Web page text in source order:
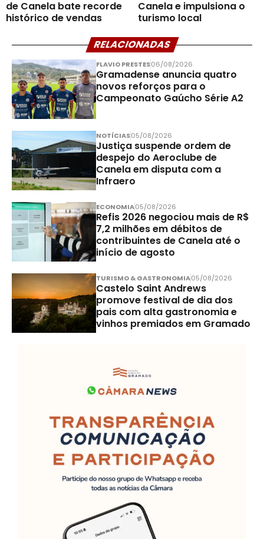
de Canela bate recorde
histórico de vendas
Canela e impulsiona o
turismo local
RELACIONADAS
FLAVIO PRESTES06/08/2026
Gramadense anuncia quatro
novos reforços para o
Campeonato Gaúcho Série A2
NOTÍCIAS05/08/2026
Justiça suspende ordem de
despejo do Aeroclube de
Canela em disputa com a
Infraero
ECONOMIA05/08/2026
Refis 2026 negociou mais de R$
7,2 milhões em débitos de
contribuintes de Canela até o
início de agosto
TURISMO & GASTRONOMIA05/08/2026
Castelo Saint Andrews
promove festival de dia dos
pais com alta gastronomia e
vinhos premiados em Gramado